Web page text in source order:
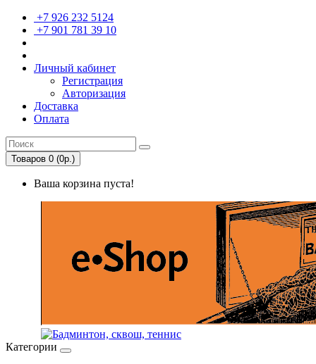
+7 926 232 5124
+7 901 781 39 10
Личный кабинет
Регистрация
Авторизация
Доставка
Оплата
Товаров 0 (0р.)
Ваша корзина пуста!
Категории